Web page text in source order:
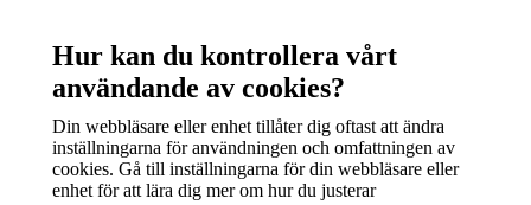
Hur kan du kontrollera vårt
användande av cookies?
Din webbläsare eller enhet tillåter dig oftast att ändra
inställningarna för användningen och omfattningen av
cookies. Gå till inställningarna för din webbläsare eller
enhet för att lära dig mer om hur du justerar